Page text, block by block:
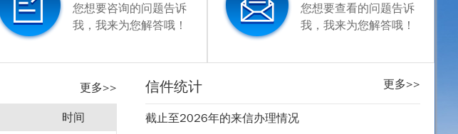
您想要咨询的问题告诉
我，我来为您解答哦！
您想要查看的问题告诉
我，我来为您解答哦！
更多>>
时间
信件统计 更多>>
截止至2026年的来信办理情况